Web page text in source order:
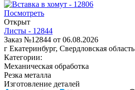
Посмотреть
Открыт
Листы - 12844
Заказ №12844 от 06.08.2026
г Екатеринбург, Свердловская область
Категории:
Механическая обработка
Резка металла
Изготовление деталей